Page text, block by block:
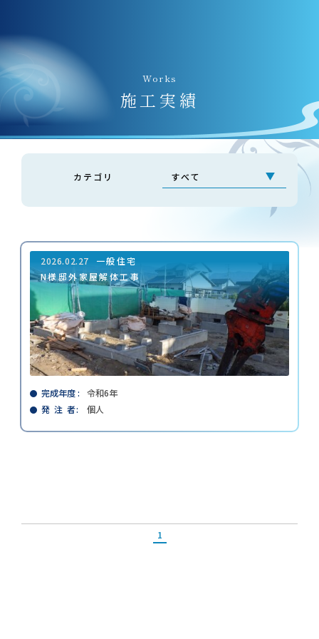
Works
施⼯実績
カテゴリ
2026.02.27
一般住宅
N様邸外家屋解体工事
完成年度
令和6年
発 注 者
個人
1